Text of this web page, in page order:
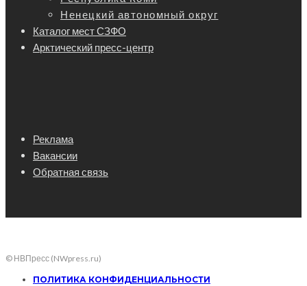
Ненецкий автономный округ
Каталог мест СЗФО
Арктический пресс-центр
Реклама
Вакансии
Обратная связь
© НВПресс (NWpress.ru)
ПОЛИТИКА КОНФИДЕНЦИАЛЬНОСТИ